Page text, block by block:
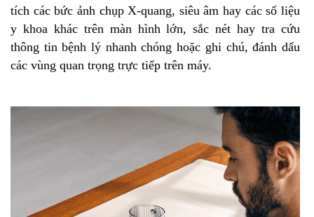
tích các bức ảnh chụp X-quang, siêu âm hay các số liệu
y khoa khác trên màn hình lớn, sắc nét hay tra cứu
thông tin bệnh lý nhanh chóng hoặc ghi chú, đánh dấu
các vùng quan trọng trực tiếp trên máy.